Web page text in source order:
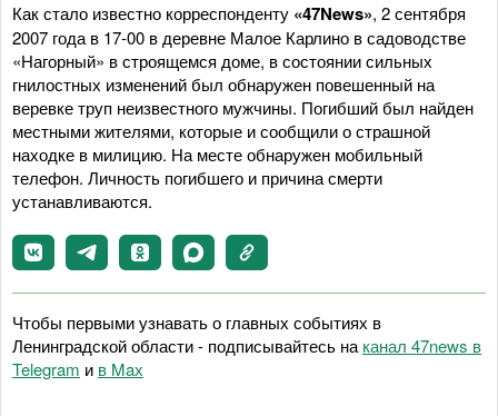
Как стало известно корреспонденту «47News», 2 сентября
2007 года в 17-00 в деревне Малое Карлино в садоводстве
«Нагорный» в строящемся доме, в состоянии сильных
гнилостных изменений был обнаружен повешенный на
веревке труп неизвестного мужчины. Погибший был найден
местными жителями, которые и сообщили о страшной
находке в милицию. На месте обнаружен мобильный
телефон. Личность погибшего и причина смерти
устанавливаются.
Чтобы первыми узнавать о главных событиях в
Ленинградской области - подписывайтесь на канал 47news в
Telegram и в Maх